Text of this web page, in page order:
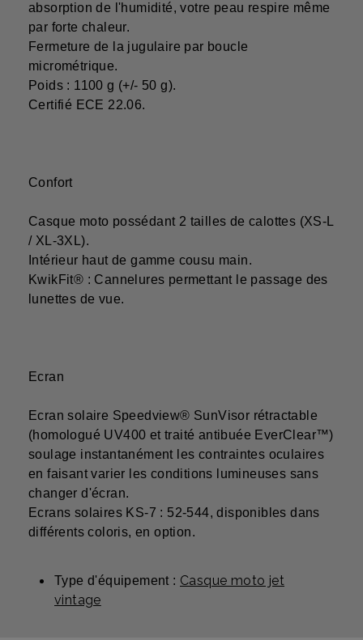
absorption de l'humidité, votre peau respire même
par forte chaleur.
Fermeture de la jugulaire par boucle
micrométrique.
Poids : 1100 g (+/- 50 g).
Certifié ECE 22.06.
Confort
Casque moto possédant 2 tailles de calottes (XS-L
/ XL-3XL).
Intérieur haut de gamme cousu main.
KwikFit® : Cannelures permettant le passage des
lunettes de vue.
Ecran
Ecran solaire Speedview® SunVisor rétractable
(homologué UV400 et traité antibuée EverClear™)
soulage instantanément les contraintes oculaires
en faisant varier les conditions lumineuses sans
changer d'écran.
Ecrans solaires KS-7 : 52-544, disponibles dans
différents coloris, en option.
Type d'équipement : Casque moto jet
vintage